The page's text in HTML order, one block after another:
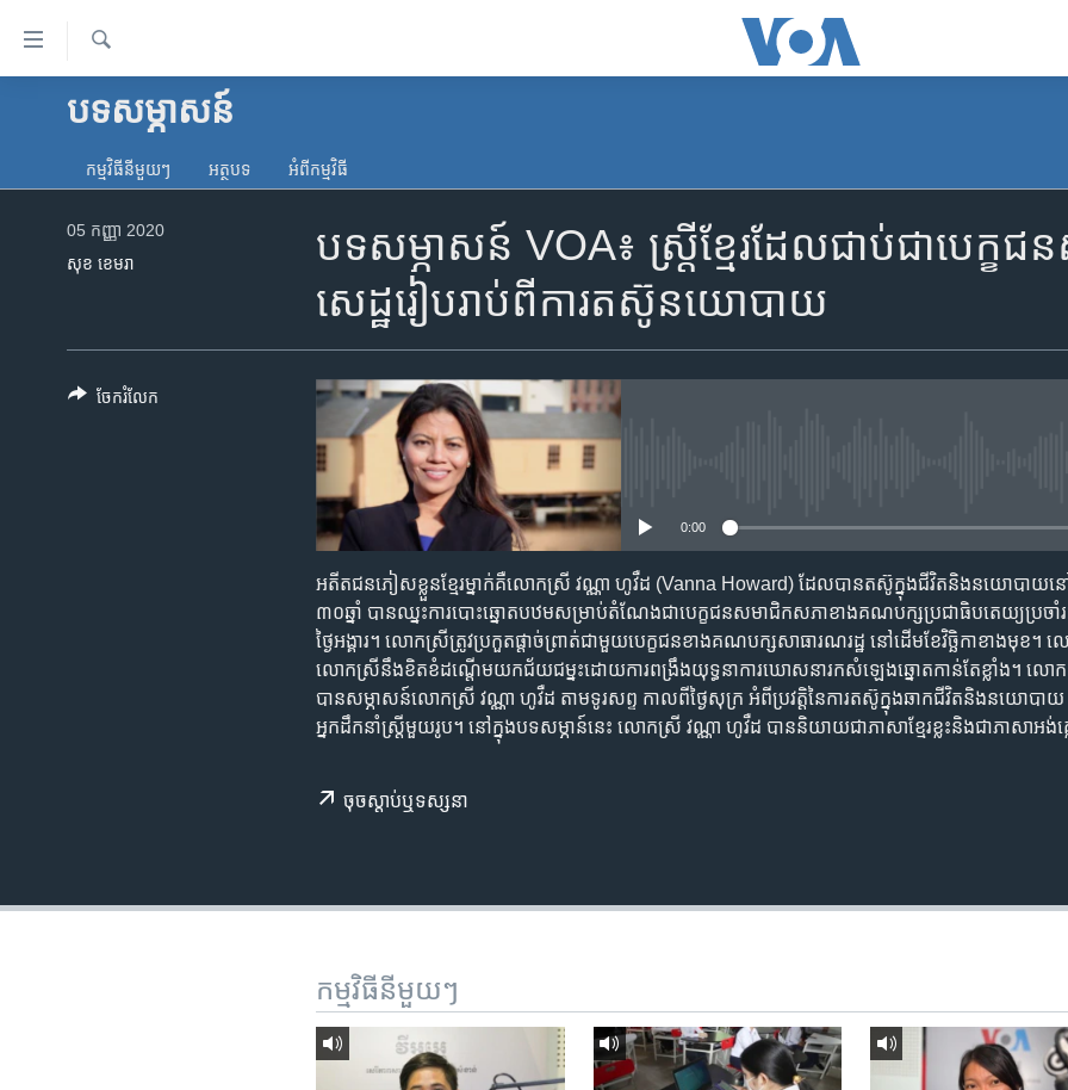
ទៅ​
គេហទំព័រ​
ទាក់ទង
និង​អាមេរិក
ហេឡូវីអូអេ
ទូរទស្សន៍ / វីដេអូ​
រក
បទ​សម្ភាសន៍
កម្មវិធី​នីមួយៗ អត្ថបទ​ អំពី​កម្មវិធី​
បទសម្ភាសន៍ VOA៖ ស្ត្រី​ខ្មែរ​ដែល​ជាប់​ជាបេក្ខ
សេដ្ឋ​រៀបរាប់​ពី​ការ​តស៊ូ​នយោបាយ
05 កញ្ញា 2020
សុខ ខេមរា
0:00
អតីត​ជនភៀស​ខ្លួន​ខ្មែរម្នាក់​គឺ​លោកស្រី​ វណ្ណា ហូវឺដ​ (Vanna Howard)​ ដែលបាន​តស៊ូ​ក្នុង​ជីវិតនិង​នយោបាយ​ន
៣០ឆ្នាំ ​បាន​ឈ្នះ​ការ​បោះឆ្នោត​បឋម​សម្រាប់​តំណែង​ជា​បេក្ខជន​សមាជិក​សភា​ខាង​គណបក្ស​ប្រជាធិបតេយ្យ​ប្រចាំ​រ
ថ្ងៃ​អង្គារ។​ លោកស្រី​ត្រូវ​ប្រកួត​ផ្តាច់ព្រាត់​ជាមួយ​បេក្ខជន​ខាង​គណបក្ស​សាធារណរដ្ឋ​ នៅដើមខែ​វិច្ឆិកា​ខាងមុខ។ ​ល
លោកស្រី​នឹង​ខិតខំ​ដណ្តើម​យក​ជ័យជម្នះ​ដោយ​ការ​ពង្រឹងយុទ្ធនាការ​ឃោសនា​រក​សំឡេងឆ្នោត​កាន់​តែខ្លាំង។​ លោក
បានសម្ភាសន៍​លោក​ស្រី វណ្ណា ហូវឺដ ​តាម​ទូរសព្ទ​ កាលពី​ថ្ងៃសុក្រ ​អំពី​ប្រវត្តិ​នៃការ​តស៊ូ​ក្នុងឆាក​ជីវិត​និង​នយោប
អ្នក​ដឹកនាំ​ស្រ្តីមួយ​រូប។ នៅក្នុងបទសម្ភាន៍នេះ លោកស្រី វណ្ណា ហូវឺដ បាននិយាយជាភាសាខ្មែរខ្លះនិងជាភាសាអង់គ្
ចុច​​ស្តាប់​ឬ​ទស្សនា
ចែករំលែក
កម្មវិធី​នីមួយៗ